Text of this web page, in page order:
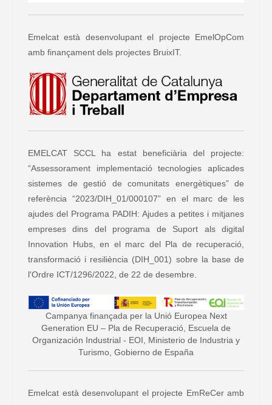
Emelcat està desenvolupant el projecte EmelOpCom
amb finançament dels projectes BruixIT.
EMELCAT SCCL ha estat beneficiària del projecte:
“Assessorament implementació tecnologies aplicades
sistemes de gestió de comunitats energètiques” de
referència “2023/DIH_01/000107” en el marc de les
ajudes del Programa PADIH: Ajudes a petites i mitjanes
empreses dins del programa de Suport als digital
Innovation Hubs, en el marc del Pla de recuperació,
transformació i resiliència (DIH_001) sobre la base de
l'Ordre ICT/1296/2022, de 22 de desembre.
Campanya finançada per la Unió Europea Next
Generation EU – Pla de Recuperació, Escuela de
Organización Industrial - EOI, Ministerio de Industria y
Turismo, Gobierno de España
Emelcat està desenvolupant el projecte EmReCer amb